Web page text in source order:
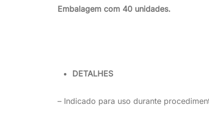
Embalagem com 40 unidades.
DETALHES
– Indicado para uso durante